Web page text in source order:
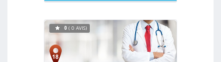
Voir
0 ( 0 AVIS)